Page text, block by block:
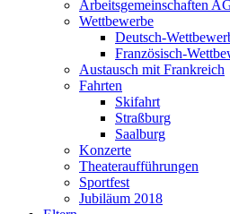
Arbeitsgemeinschaften
Wettbewerbe
Deutsch-
Französisch-
Austausch mit Frankreich
Fahrten
Skifahrt
Straßburg
Saalburg
Konzerte
Theateraufführungen
Sportfest
Jubiläum 2018